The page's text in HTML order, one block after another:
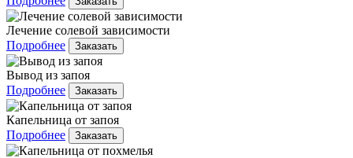
Лечение солевой зависимости
Подробнее
Заказать
Вывод из запоя
Подробнее
Заказать
Капельница от запоя
Подробнее
Заказать